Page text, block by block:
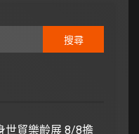
世貿樂齡展 8/8擔